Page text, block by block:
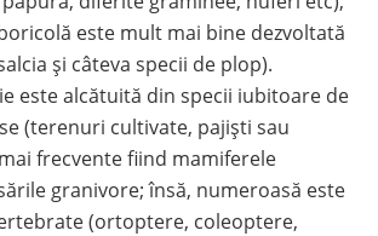
este mult mai bine dezvoltată
și câteva specii de plop).
este alcătuită din specii iubitoare de
(terenuri cultivate, pajiști sau
frecvente fiind mamiferele
granivore; însă, numeroasă este
(ortoptere, coleoptere,